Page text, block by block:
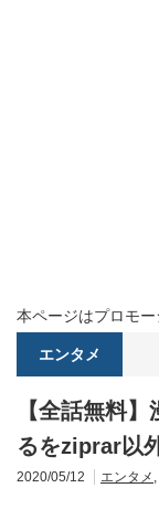
本ページはプロモ
エンタメ
【全話無料
るをziprar以
2020/05/12 エンタメ ,